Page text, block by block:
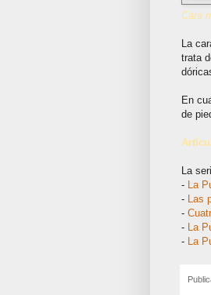
Cara
La
trata
En
de
La
- La
- Las
-
- La
- La